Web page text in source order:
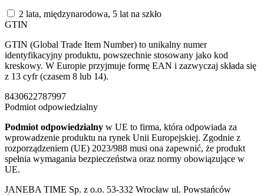
2 lata, międzynarodowa, 5 lat na szkło
GTIN
GTIN (Global Trade Item Number) to unikalny numer
identyfikacyjny produktu, powszechnie stosowany jako kod
kreskowy. W Europie przyjmuje formę EAN i zazwyczaj składa się
z 13 cyfr (czasem 8 lub 14).
8430622787997
Podmiot odpowiedzialny
Podmiot odpowiedzialny w UE to firma, która odpowiada za
wprowadzenie produktu na rynek Unii Europejskiej. Zgodnie z
rozporządzeniem (UE) 2023/988 musi ona zapewnić, że produkt
spełnia wymagania bezpieczeństwa oraz normy obowiązujące w
UE.
JANEBA TIME Sp. z o.o. 53-332 Wrocław ul. Powstańców